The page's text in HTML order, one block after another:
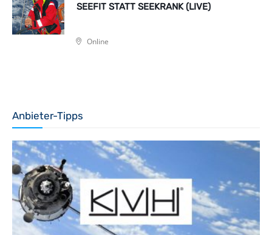
SEEFIT STATT SEEKRANK (LIVE)
Online
Anbieter-Tipps